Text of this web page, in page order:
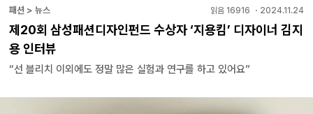
패션 > 뉴스 읽음 16916 ・ 2024.11.24
제20회 삼성패션디자인펀드 수상자 ‘지용킴’ 디자이너 김지
용 인터뷰
“선 블리치 이외에도 정말 많은 실험과 연구를 하고 있어요”